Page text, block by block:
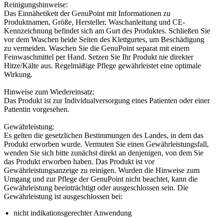
Reinigungshinweise:
Das Einnähetikett der GenuPoint mit Informationen zu
Produktnamen, Größe, Hersteller, Waschanleitung und CE-
Kennzeichnung befindet sich am Gurt des Produktes. Schließen Sie
vor dem Waschen beide Seiten des Klettgurtes, um Beschädigung
zu vermeiden. Waschen Sie die GenuPoint separat mit einem
Feinwaschmittel per Hand. Setzen Sie Ihr Produkt nie direkter
Hitze/Kälte aus. Regelmäßige Pflege gewährleistet eine optimale
Wirkung.
Hinweise zum Wiedereinsatz:
Das Produkt ist zur Individualversorgung eines Patienten oder einer
Patientin vorgesehen.
Gewährleistung:
Es gelten die gesetzlichen Bestimmungen des Landes, in dem das
Produkt erworben wurde. Vermuten Sie einen Gewährleistungsfall,
wenden Sie sich bitte zunächst direkt an denjenigen, von dem Sie
das Produkt erworben haben. Das Produkt ist vor
Gewährleistungsanzeige zu reinigen. Wurden die Hinweise zum
Umgang und zur Pflege der GenuPoint nicht beachtet, kann die
Gewährleistung beeinträchtigt oder ausgeschlossen sein. Die
Gewährleistung ist ausgeschlossen bei:
nicht indikationsgerechter Anwendung